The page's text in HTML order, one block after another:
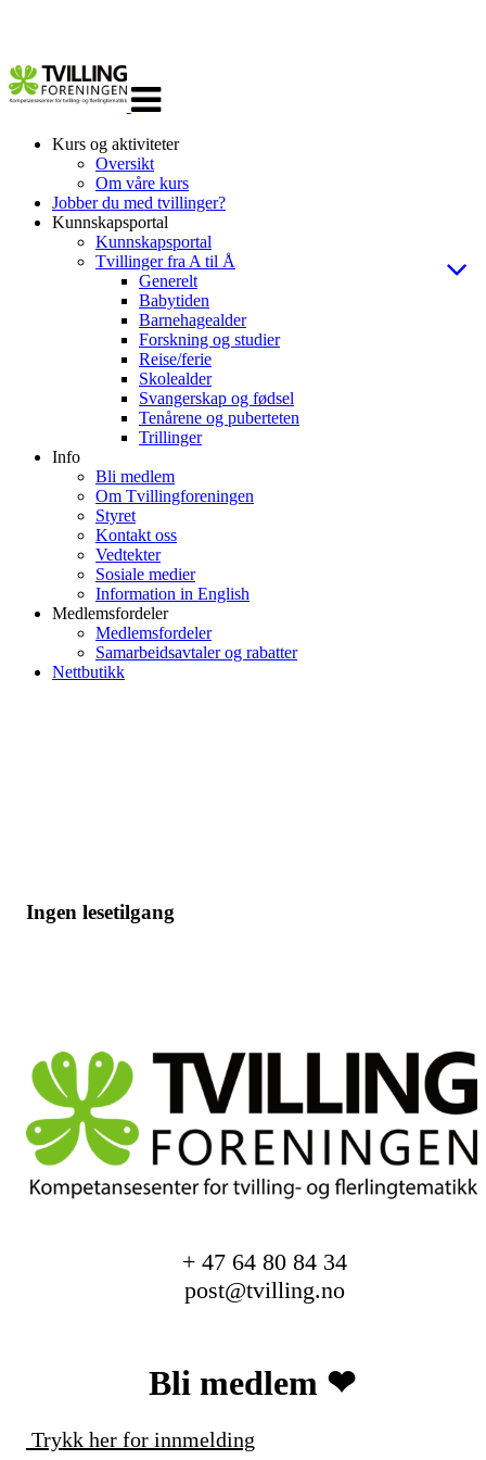
navigasjon
Kurs og aktiviteter
Oversikt
Om våre kurs
Jobber du med tvillinger?
Kunnskapsportal
Kunnskapsportal
Tvillinger fra A til Å
Generelt
Babytiden
Barnehagealder
Forskning og studier
Reise/ferie
Skolealder
Svangerskap og fødsel
Tenårene og puberteten
Trillinger
Info
Bli medlem
Om Tvillingforeningen
Styret
Kontakt oss
Vedtekter
Sosiale medier
Information in English
Medlemsfordeler
Medlemsfordeler
Samarbeidsavtaler og rabatter
Nettbutikk
Ingen lesetilgang
+ 47 64 80 84 34
post@tvilling.no
Bli medlem ❤︎
Trykk her for innmelding